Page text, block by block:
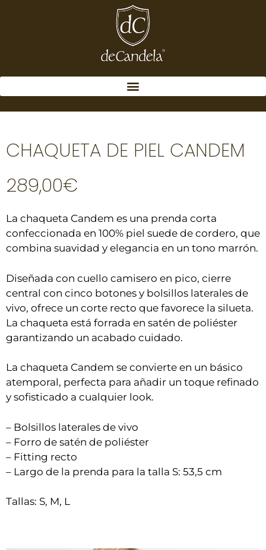
CHAQUETA DE PIEL CANDEM
289,00€
La chaqueta Candem es una prenda corta
confeccionada en 100% piel suede de cordero, que
combina suavidad y elegancia en un tono marrón.
Diseñada con cuello camisero en pico, cierre
central con cinco botones y bolsillos laterales de
vivo, ofrece un corte recto que favorece la silueta.
La chaqueta está forrada en satén de poliéster
garantizando un acabado cuidado.
La chaqueta Candem se convierte en un básico
atemporal, perfecta para añadir un toque refinado
y sofisticado a cualquier look.
– Bolsillos laterales de vivo
– Forro de satén de poliéster
– Fitting recto
– Largo de la prenda para la talla S: 53,5 cm
Tallas: S, M, L